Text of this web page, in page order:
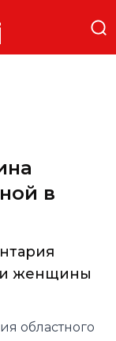
в
женщины
областного